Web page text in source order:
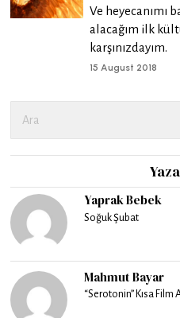
Ve heyecanımı
alacağım ilk
karşınızdayım.
15 August 2018
Yaprak Bebek
Soğuk Şubat
Mahmut Bayar
“Serotonin” Kısa Film